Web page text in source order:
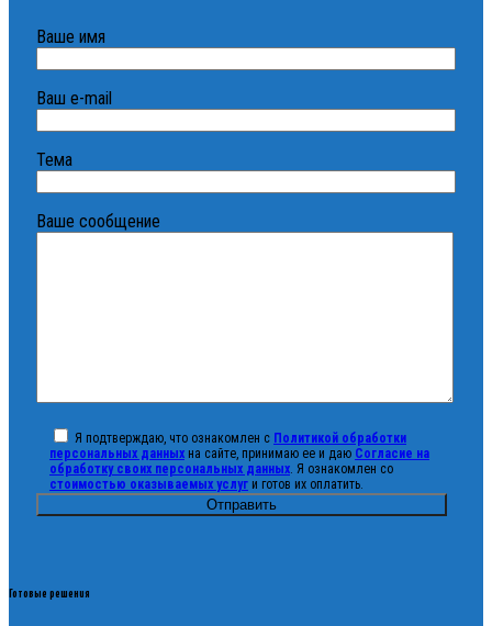
Ваше имя
Ваш e-mail
Тема
Ваше сообщение
Я подтверждаю, что ознакомлен с Политикой обработки
персональных данных на сайте, принимаю ее и даю Согласие на
обработку своих персональных данных. Я ознакомлен со
стоимостью оказываемых услуг и готов их оплатить.
Готовые решения